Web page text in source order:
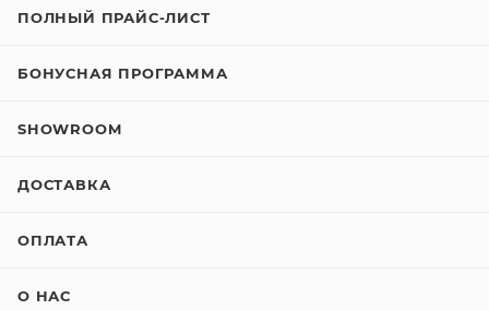
ПОЛНЫЙ ПРАЙС-ЛИСТ
БОНУСНАЯ ПРОГРАММА
SHOWROOM
ДОСТАВКА
ОПЛАТА
О НАС